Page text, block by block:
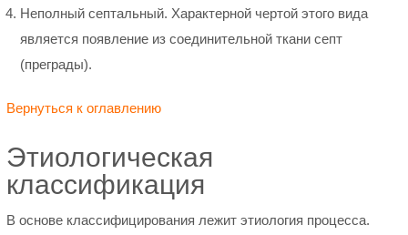
Неполный септальный. Характерной чертой этого вида
является появление из соединительной ткани септ
(преграды).
Вернуться к оглавлению
Этиологическая
классификация
В основе классифицирования лежит этиология процесса.